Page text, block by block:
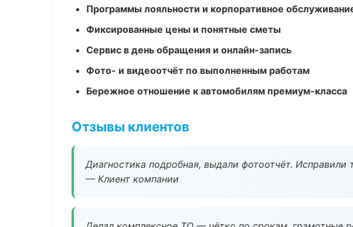
Программы лояльности и корпоративное
Фиксированные цены и понятные сметы
Сервис в день обращения и онлайн-запись
Фото- и видеоотчёт по выполненным работам
Бережное отношение к автомобилям премиум-класса
Отзывы клиентов
Диагностика подробная, выдали фотоотчёт. Исправили
— Клиент компании